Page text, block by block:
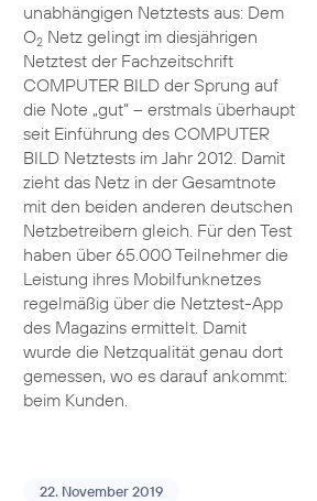
unabhängigen Netztests aus: Dem
O2Netz gelingt im diesjährigen
Netztest der Fachzeitschrift
COMPUTER BILD der Sprung auf
die Note „gut“ – erstmals überhaupt
seit Einführung des COMPUTER
BILD Netztests im Jahr 2012. Damit
zieht das Netz in der Gesamtnote
mit den beiden anderen deutschen
Netzbetreibern gleich. Für den Test
haben über 65.000 Teilnehmer die
Leistung ihres Mobilfunknetzes
regelmäßig über die Netztest-App
des Magazins ermittelt. Damit
wurde die Netzqualität genau dort
gemessen, wo es darauf ankommt:
beim Kunden.
22. November 2019